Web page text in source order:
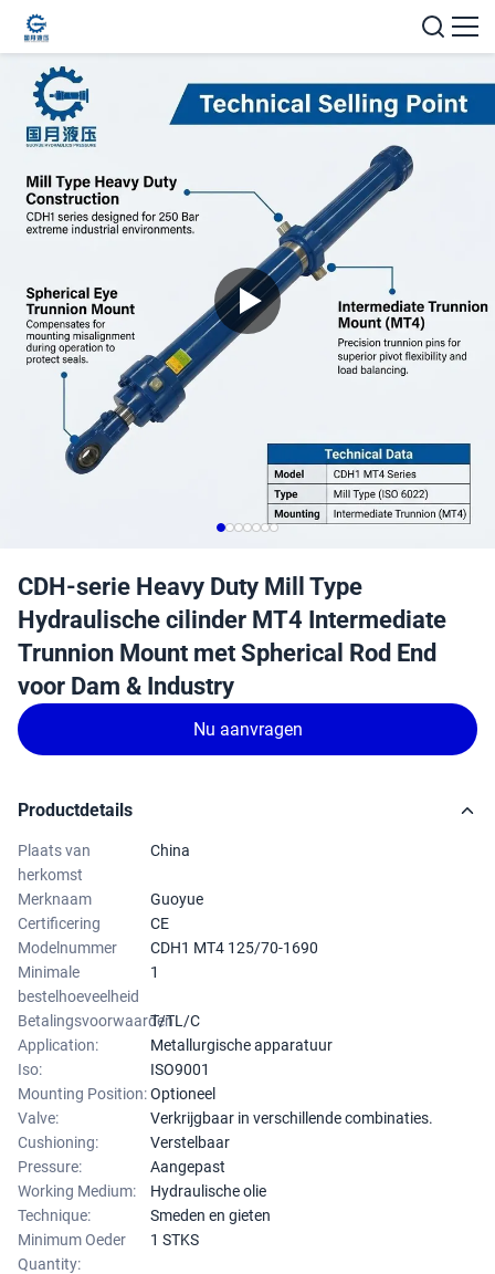
CDH-serie Heavy Duty Mill Type
Hydraulische cilinder MT4 Intermediate
Trunnion Mount met Spherical Rod End
voor Dam & Industry
Nu aanvragen
Productdetails
Plaats van
herkomst
China
Merknaam
Guoyue
Certificering
CE
Modelnummer
CDH1 MT4 125/70-1690
Minimale
bestelhoeveelheid
1
BetalingsvoorwaardenT/TL/C
Application:
Metallurgische apparatuur
Iso:
ISO9001
Mounting Position:Optioneel
Valve:
Verkrijgbaar in verschillende combinaties.
Cushioning:
Verstelbaar
Pressure:
Aangepast
Working Medium:
Hydraulische olie
Technique:
Smeden en gieten
Minimum Oeder
Quantity:
1 STKS